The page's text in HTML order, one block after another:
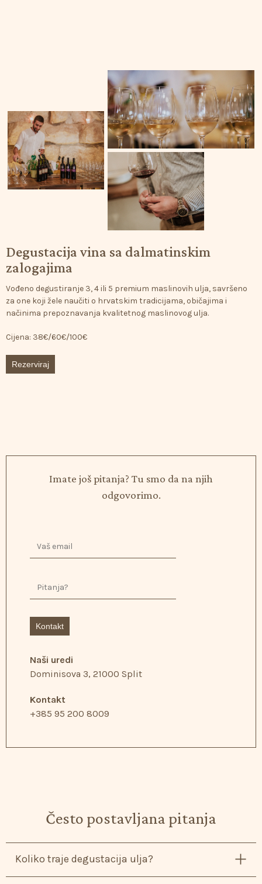
Degustacija vina sa dalmatinskim
zalogajima
Vođeno degustiranje 3,4ili 5 premium maslinovih ulja, savršeno
za one koji žele naučiti o hrvatskim tradicijama, običajima i
načinima prepoznavanja kvalitetnog maslinovogulja.
Cijena: 38€/60€/100€
Rezerviraj
Imate još pitanja? Tu smo da na njih
odgovorimo.
Kontakt
Naši uredi
Dominisova 3, 21000 Split
Kontakt
+385 95 200 8009
Često postavljana pitanja
Koliko traje degustacija ulja?